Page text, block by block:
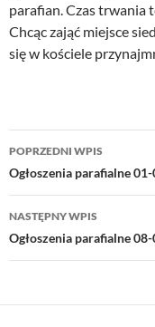
parafian. Czas trwania
Chcąc zająć miejsce
się w kościele
Nawigacja
wpisu
POPRZEDNI WPIS
Ogłoszenia parafialne
NASTĘPNY WPIS
Ogłoszenia parafialne